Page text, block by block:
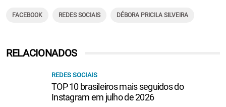
FACEBOOK REDES SOCIAIS DÉBORA PRICILA SILVEIRA
RELACIONADOS
REDES SOCIAIS
TOP 10 brasileiros mais seguidos do
Instagram em julho de 2026